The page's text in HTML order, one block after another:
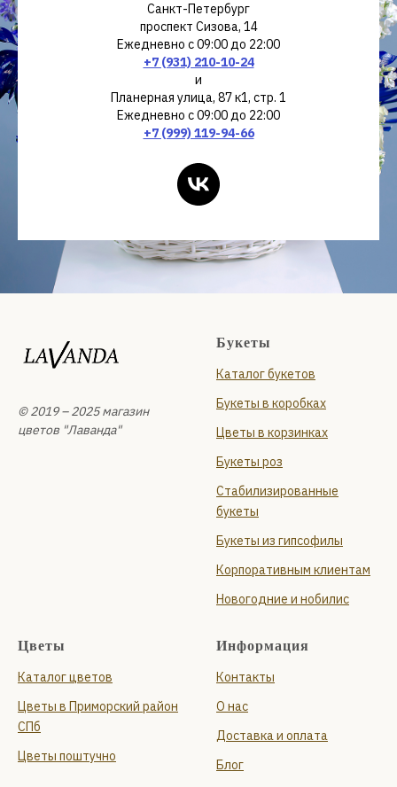
Санкт-Петербург
проспект Сизова, 14
Ежедневно с 09:00 до 22:00
+7 (931) 210-10-24
и
Планерная улица, 87 к1, стр. 1
Ежедневно с 09:00 до 22:00
+7 (999) 119-94-66
© 2019 – 2025 магазин
цветов "Лаванда"
Букеты
Каталог букетов
Букеты в коробках
Цветы в корзинках
Букеты роз
Стабилизированные
букеты
Букеты из гипсофилы
Корпоративным клиентам
Новогодние и нобилис
Цветы
Каталог цветов
Цветы в Приморский район
СПб
Цветы поштучно
Информация
Контакты
О нас
Доставка и оплата
Блог